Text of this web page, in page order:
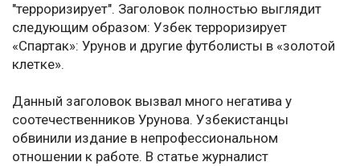
"терроризирует". Заголовок полностью выглядит
следующим образом: Узбек терроризирует
«Спартак»: Урунов и другие футболисты в «золотой
клетке».
Данный заголовок вызвал много негатива у
соотечественников Урунова. Узбекистанцы
обвинили издание в непрофессиональном
отношении к работе. В статье журналист